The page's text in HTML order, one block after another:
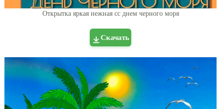
Открытка яркая нежная сс днем черного моря
Скачать